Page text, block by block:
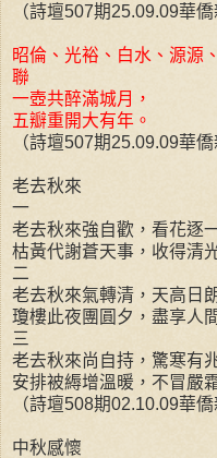
（詩壇507期25.09.09華僑
昭倫、光裕、白水、源源
聯
一壺共醉滿城月，
五瓣重開大有年。
（詩壇507期25.09.09華僑
老去秋來
一
老去秋來強自歡，看花逐
枯黃代謝蒼天事，收得清
二
老去秋來氣轉清，天高日
瓊樓此夜團圓夕，盡享人
三
老去秋來尚自持，驚寒有
安排被縟增溫暖，不冒嚴
（詩壇508期02.10.09華僑
中秋感懷